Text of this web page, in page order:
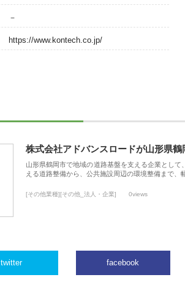
－
https://www.kontech.co.jp/
株式会社アドバンスロードが山形県
山形県鶴岡市で地域の道路基盤を支える企業とし
える道路整備から、公共施設周辺の環境整備まで
[その他業種][その他_法人・企業] 0views
twitter facebook